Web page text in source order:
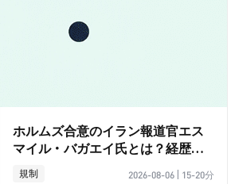
ホルムズ合意のイラン報道官エス
マイル・バガエイ氏とは？経歴ガ
イド
規制 2026-08-06 15-20分